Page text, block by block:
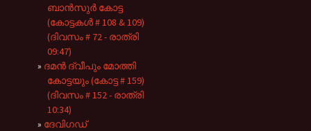
ബാൻസുർ കോട്ട
(കോട്ടകൾ # 108 & 109)
(ദിവസം # 72 - രാത്രി
09:47)
ദമൻ ദ്വീപും മോത്തി
കോട്ടയും (കോട്ട # 159)
(ദിവസം # 152 - രാത്രി
10:34)
ദേവിഗഡ്